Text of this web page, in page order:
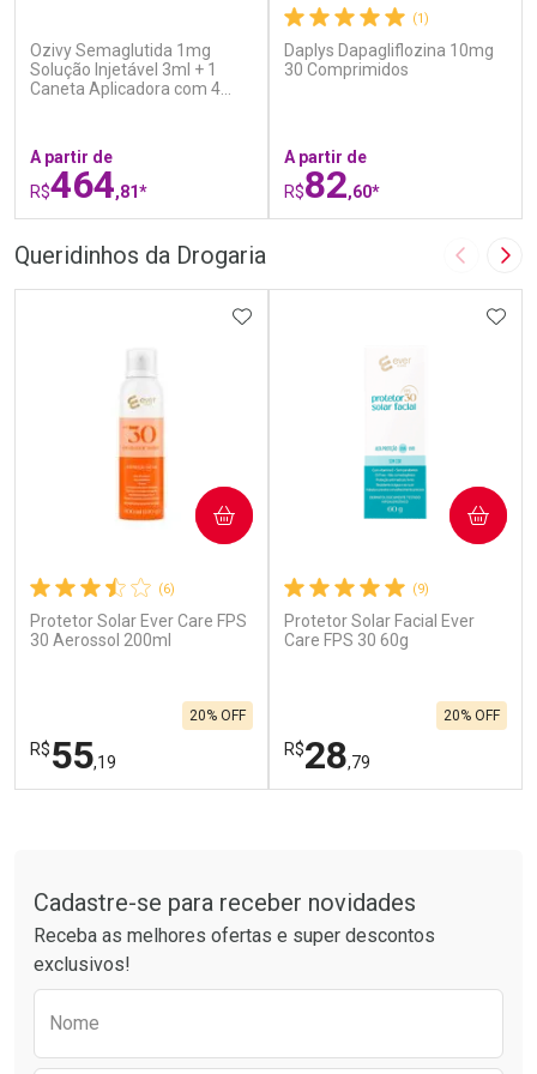
Ozivy Semaglutida 1mg
Solução Injetável 3ml + 1
Caneta Aplicadora com 4
A partir de
R$464,81*
Ativar Desconto
Por R$ 664,02/cada
(1)
Daplys Dapagliflozina 10mg
30 Comprimidos
A partir de
R$82,60*
Ativar Desconto
Por R$ 137,66/cada
Queridinhos da Drogaria Imagem
(6)
Protetor Solar Ever Care FPS
30 Aerossol 200ml
R$55,19
20% OFF
ADICIONAR AOS FAVORITOS
COMPRAR
Laboratório
Por Menos
(9)
Protetor Solar Facial Ever
Care FPS 30 60g
R$28,79
20% OFF
COMPRAR
Laboratório
Por Menos
Cadastre-se para receber novidades
Receba as melhores ofertas e super descontos
exclusivos!
Nome